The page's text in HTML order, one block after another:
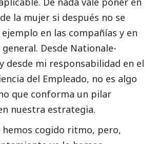
la mujer si después no se
en las compañías y en
Desde Nationale-
desde mi responsabilidad en el
del Empleado, no es algo
que conforma un pilar
nuestra estrategia.
hemos cogido ritmo, pero,